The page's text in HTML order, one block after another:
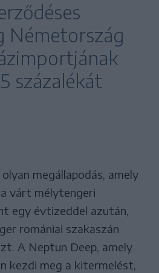
Németország
százalékát
megállapodás, amely
várt mélytengeri
egy évtizeddel azután,
romániai szakaszán
A Neptun Deep, amely
kezdi meg a kitermelést,